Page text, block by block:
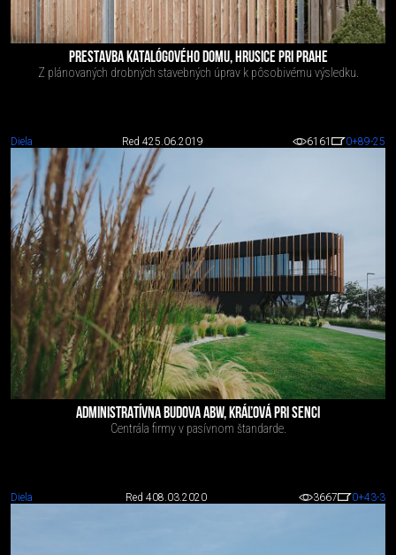
PRESTAVBA KATALÓGOVÉHO DOMU, HRUSICE PRI PRAHE
Z plánovaných drobných stavebných úprav k pôsobivému výsledku.
Diela Red 425.06.2019 6161 0+89-25
ADMINISTRATÍVNA BUDOVA ABW, KRÁĽOVÁ PRI SENCI
Centrála firmy v pasívnom štandarde.
Diela Red 408.03.2020 3667 0+43-3